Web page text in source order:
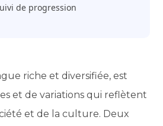
de progression
riche et diversifiée, est
et de variations qui reflètent
et de la culture. Deux